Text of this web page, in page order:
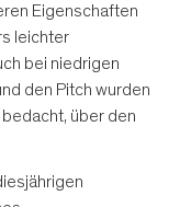
Eigenschaften
leichter
bei niedrigen
den Pitch wurden
über den